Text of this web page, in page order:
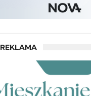
REKLAMA